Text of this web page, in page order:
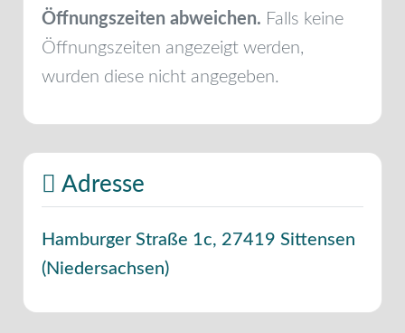
Öffnungszeiten abweichen. Falls keine
Öffnungszeiten angezeigt werden,
wurden diese nicht angegeben.
Adresse
Hamburger Straße 1c, 27419 Sittensen
(Niedersachsen)